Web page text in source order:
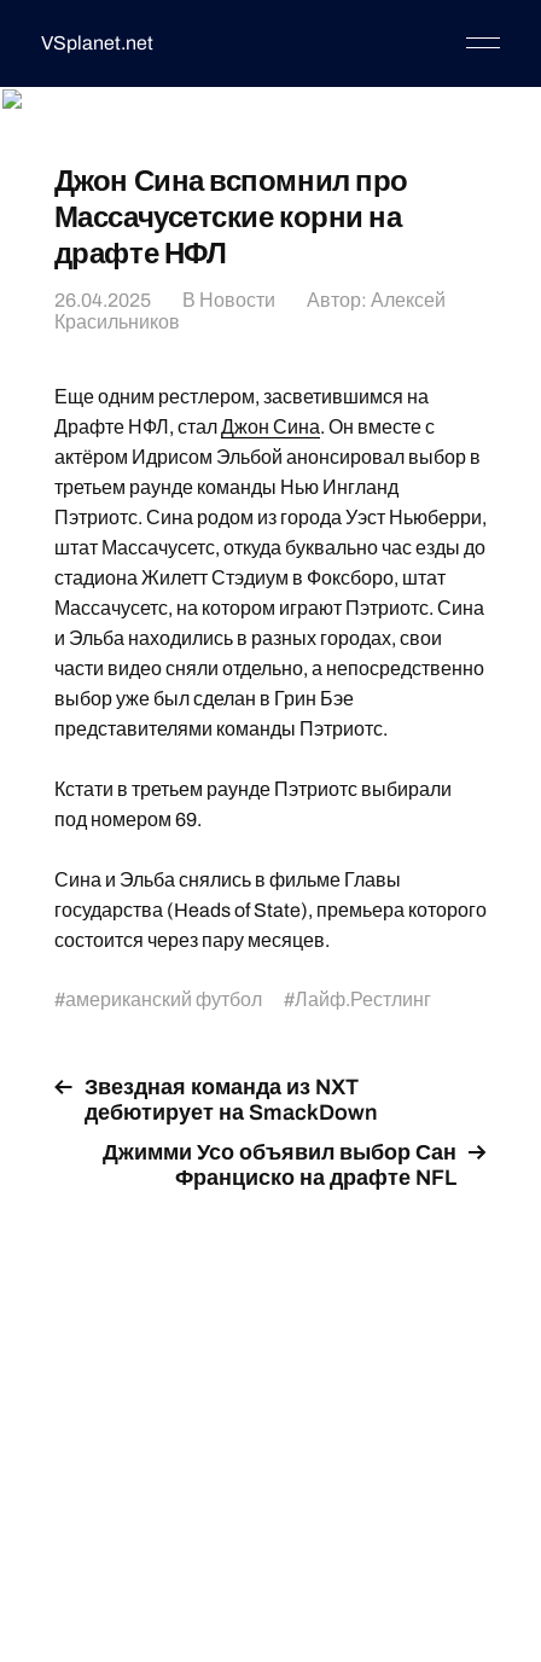
VSplanet.net
Джон Сина вспомнил про
Массачусетские корни на
драфте НФЛ
26.04.2025 В Новости Автор: Алексей
Красильников
Еще одним рестлером, засветившимся на
Драфте НФЛ, сталДжон Сина. Он вместе с
актёром Идрисом Эльбой анонсировал выбор в
третьем раунде команды Нью Ингланд
Пэтриотс. Сина родом из города Уэст Ньюберри,
штат Массачусетс, откуда буквально час езды до
стадиона Жилетт Стэдиум в Фоксборо, штат
Массачусетс, на котором играют Пэтриотс. Сина
и Эльба находились в разных городах, свои
части видео сняли отдельно, а непосредственно
выбор уже был сделан в Грин Бэе
представителями команды Пэтриотс.
Кстати в третьем раунде Пэтриотс выбирали
под номером 69.
Сина и Эльба снялись в фильме Главы
государства (Heads of State), премьера которого
состоится через пару месяцев.
#американский футбол #Лайф.Рестлинг
Звездная команда из NXT
дебютирует на SmackDown
Джимми Усо объявил выбор Сан
Франциско на драфте NFL